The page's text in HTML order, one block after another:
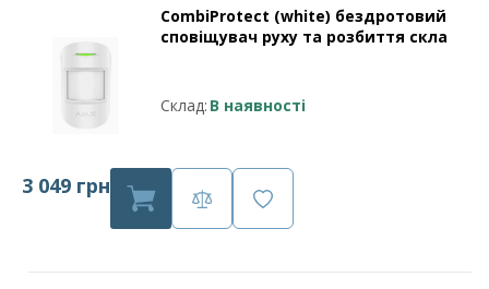
CombiProtect (white) бездротовий
сповіщувач руху та розбиття скла
Склад: В наявності
3 049 грн